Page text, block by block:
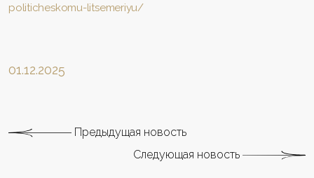
politicheskomu-litsemeriyu/
01.12.2025
Предыдущая новость
Следующая новость